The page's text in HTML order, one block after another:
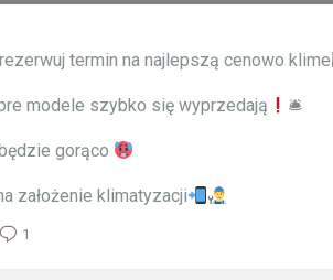
rezerwuj termin na najlepszą cenowo
modele szybko się wyprzedają 🛎
gorąco
założenie klimatyzacji
1